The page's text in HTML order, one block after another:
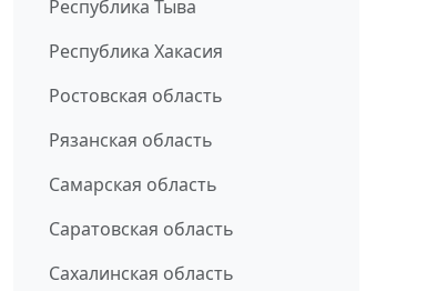
Республика Тыва
Республика Хакасия
Ростовская область
Рязанская область
Самарская область
Саратовская область
Сахалинская область